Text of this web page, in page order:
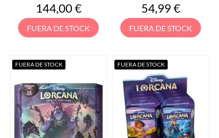
Precio
144,00 €
FUERA DE STOCK
Precio
54,99 €
FUERA DE STOCK
FUERA DE STOCK FUERA DE STOCK